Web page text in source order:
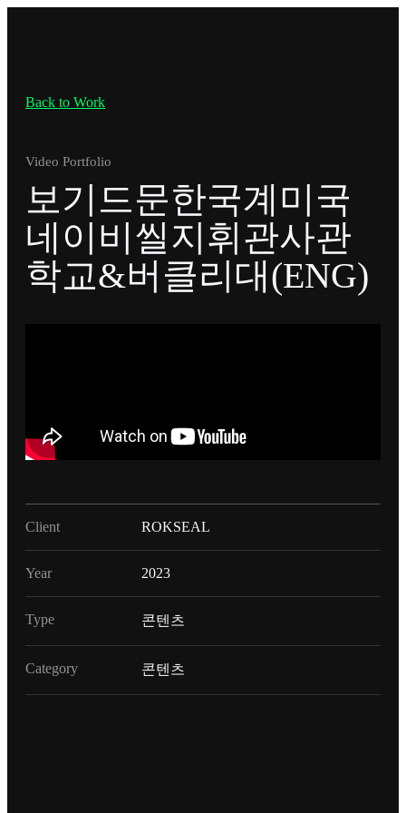
Back to Work
Video Portfolio
보기드문한국계미국
네이비씰지휘관사관
학교&버클리대(ENG)
Client ROKSEAL
Year 2023
Type 콘텐츠
Category 콘텐츠